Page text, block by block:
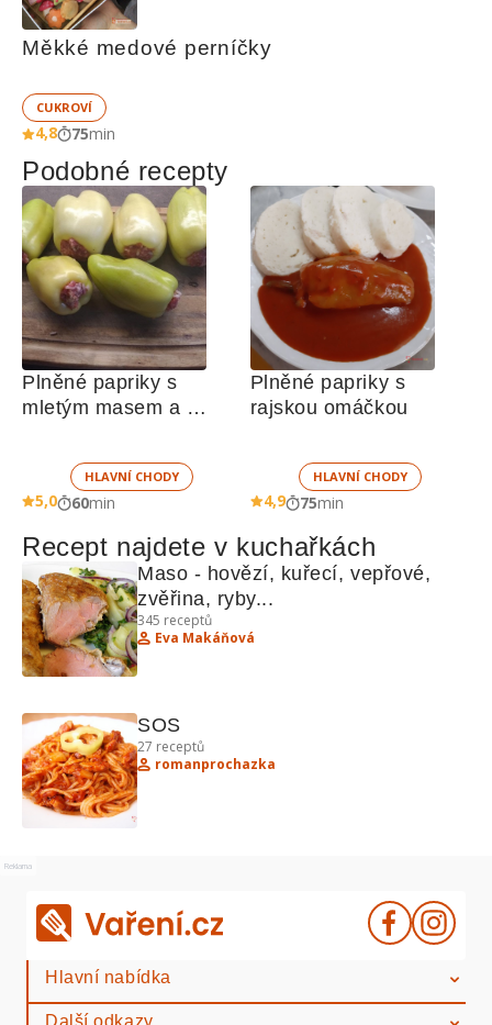
Měkké medové perníčky
CUKROVÍ
4,8 75min
Podobné recepty
Plněné papriky s
mletým masem a
HLAVNÍ CHODY
5,0 60min
Plněné papriky s
rajskou omáčkou
HLAVNÍ CHODY
4,9 75min
Recept najdete v kuchařkách
Maso - hovězí, kuřecí, vepřové,
zvěřina, ryby...
345 receptů
Eva Makáňová
SOS
27 receptů
romanprochazka
Reklama
Hlavní nabídka
Další odkazy